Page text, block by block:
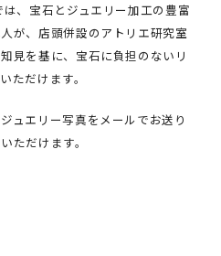
、宝石とジュエリー加工の豊富
が、店頭併設のアトリエ研究室
見を基に、宝石に負担のないリ
ただけます。
ュエリー写真をメールでお送り
ただけます。